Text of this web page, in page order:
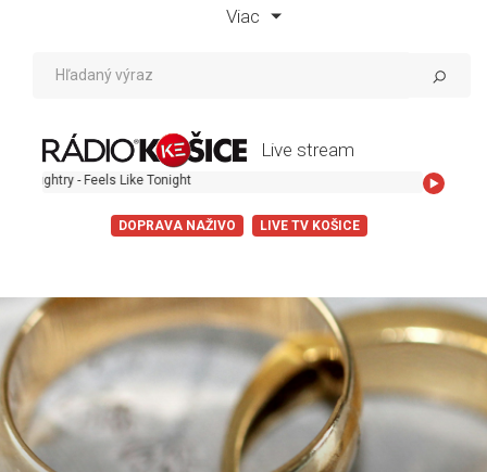
Viac
Live stream
- Feels Like Tonight
DOPRAVA NAŽIVO LIVE TV KOŠICE